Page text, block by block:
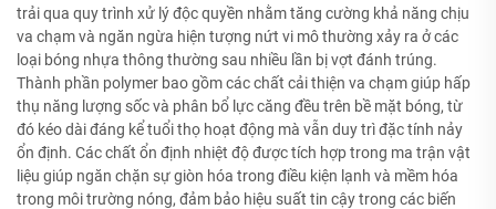
trải qua quy trình xử lý độc quyền nhằm tăng cường khả năng chịu
va chạm và ngăn ngừa hiện tượng nứt vi mô thường xảy ra ở các
loại bóng nhựa thông thường sau nhiều lần bị vợt đánh trúng.
Thành phần polymer bao gồm các chất cải thiện va chạm giúp hấp
thụ năng lượng sốc và phân bổ lực căng đều trên bề mặt bóng, từ
đó kéo dài đáng kể tuổi thọ hoạt động mà vẫn duy trì đặc tính nảy
ổn định. Các chất ổn định nhiệt độ được tích hợp trong ma trận vật
liệu giúp ngăn chặn sự giòn hóa trong điều kiện lạnh và mềm hóa
trong môi trường nóng, đảm bảo hiệu suất tin cậy trong các biến